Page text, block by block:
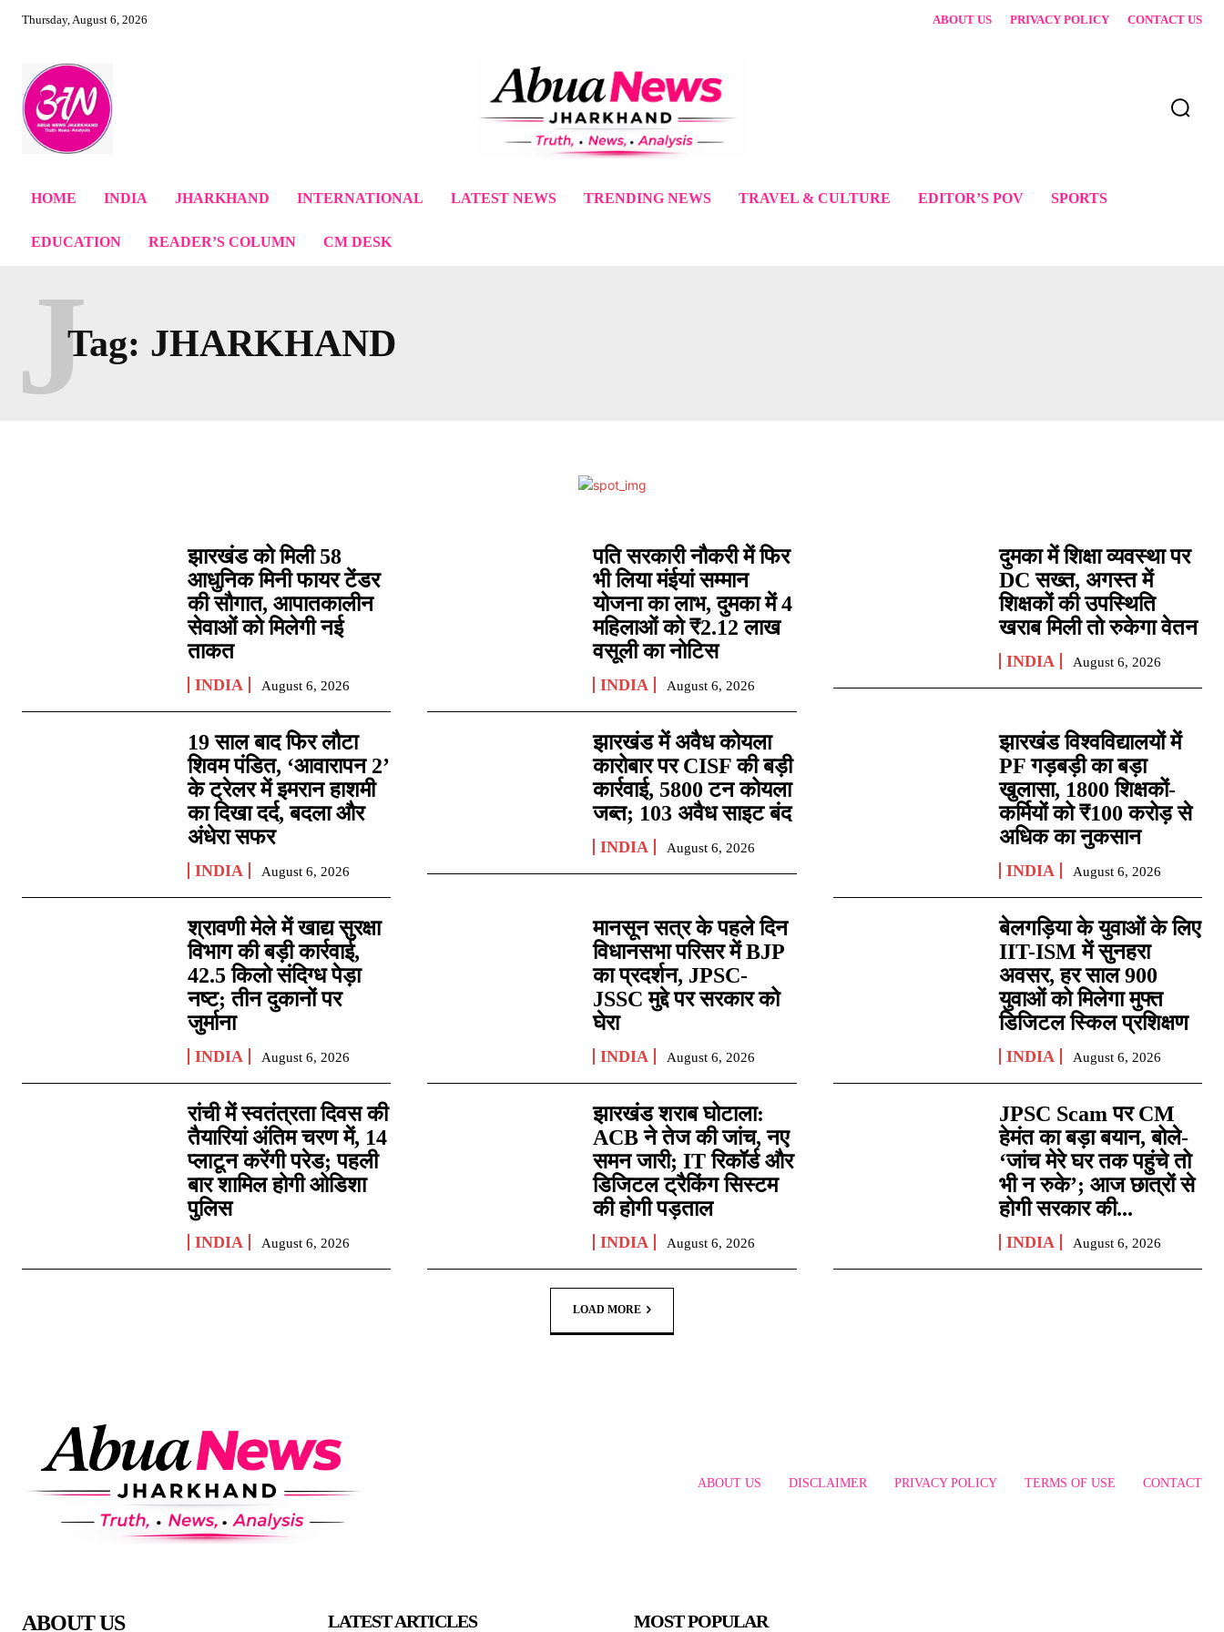
Thursday, August 6, 2026 ABOUT US PRIVACY POLICY CONTACT US
HOME INDIA JHARKHAND INTERNATIONAL LATEST NEWS TRENDING NEWS TRAVEL & CULTURE EDITOR’S POV SPORTS
EDUCATION READER’S COLUMN CM DESK
Tag: JHARKHAND
J
झारखंड को मिली 58
आधुनिक मिनी फायर टेंडर
की सौगात, आपातकालीन
सेवाओं को मिलेगी नई
ताकत
INDIA August 6, 2026
पति सरकारी नौकरी में फिर
भी लिया मंईयां सम्मान
योजना का लाभ, दुमका में 4
महिलाओं को ₹2.12 लाख
वसूली का नोटिस
INDIA August 6, 2026
दुमका में शिक्षा व्यवस्था पर
DC सख्त, अगस्त में
शिक्षकों की उपस्थिति
खराब मिली तो रुकेगा वेतन
INDIA August 6, 2026
19 साल बाद फिर लौटा
शिवम पंडित, ‘आवारापन 2’
के ट्रेलर में इमरान हाशमी
का दिखा दर्द, बदला और
अंधेरा सफर
INDIA August 6, 2026
झारखंड में अवैध कोयला
कारोबार पर CISF की बड़ी
कार्रवाई, 5800 टन कोयला
जब्त; 103 अवैध साइट बंद
INDIA August 6, 2026
झारखंड विश्वविद्यालयों में
PF गड़बड़ी का बड़ा
खुलासा, 1800 शिक्षकों-
कर्मियों को ₹100 करोड़ से
अधिक का नुकसान
INDIA August 6, 2026
श्रावणी मेले में खाद्य सुरक्षा
विभाग की बड़ी कार्रवाई,
42.5 किलो संदिग्ध पेड़ा
नष्ट; तीन दुकानों पर
जुर्माना
INDIA August 6, 2026
मानसून सत्र के पहले दिन
विधानसभा परिसर में BJP
का प्रदर्शन, JPSC-
JSSC मुद्दे पर सरकार को
घेरा
INDIA August 6, 2026
बेलगड़िया के युवाओं के लिए
IIT-ISM में सुनहरा
अवसर, हर साल 900
युवाओं को मिलेगा मुफ्त
डिजिटल स्किल प्रशिक्षण
INDIA August 6, 2026
रांची में स्वतंत्रता दिवस की
तैयारियां अंतिम चरण में, 14
प्लाटून करेंगी परेड; पहली
बार शामिल होगी ओडिशा
पुलिस
INDIA August 6, 2026
झारखंड शराब घोटाला:
ACB ने तेज की जांच, नए
समन जारी; IT रिकॉर्ड और
डिजिटल ट्रैकिंग सिस्टम
की होगी पड़ताल
INDIA August 6, 2026
JPSC Scam पर CM
हेमंत का बड़ा बयान, बोले-
‘जांच मेरे घर तक पहुंचे तो
भी न रुके’; आज छात्रों से
होगी सरकार की...
INDIA August 6, 2026
LOAD MORE
ABOUT US DISCLAIMER PRIVACY POLICY TERMS OF USE CONTACT
ABOUT US LATEST ARTICLES MOST POPULAR